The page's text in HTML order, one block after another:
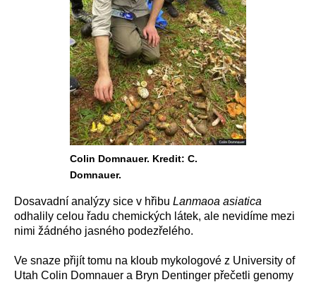
Colin Domnauer. Kredit: C.
Domnauer.
Dosavadní analýzy sice v hřibu Lanmaoa asiatica
odhalily celou řadu chemických látek, ale nevidíme mezi
nimi žádného jasného podezřelého.
Ve snaze přijít tomu na kloub mykologové z University of
Utah Colin Domnauer a Bryn Dentinger přečetli genomy